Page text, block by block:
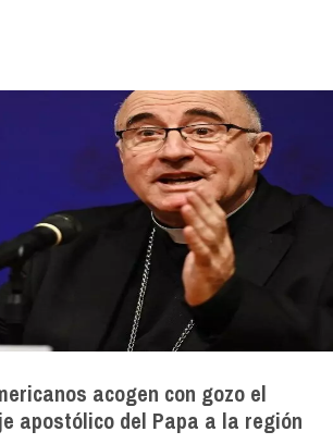
acogen con gozo el
apostólico del Papa a la región